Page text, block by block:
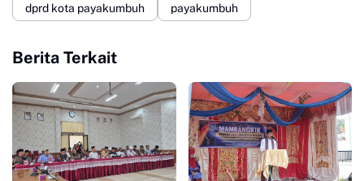
dprd kota payakumbuh payakumbuh
Berita Terkait